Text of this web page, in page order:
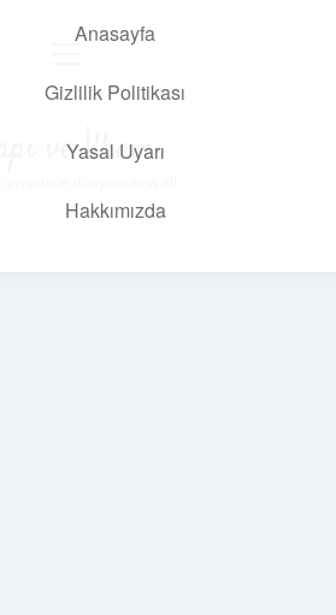
Anasayfa
Gizlilik Politikası
Yasal Uyarı
Hakkımızda
Yapı ve İlham